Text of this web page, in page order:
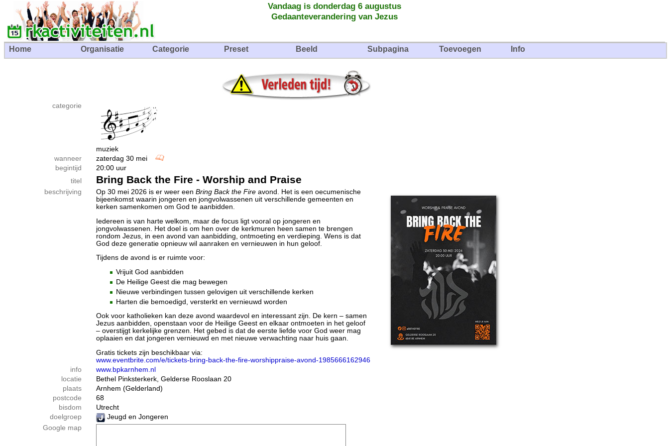
Vandaag is donderdag 6 augustus
Gedaanteverandering van Jezus
Home Organisatie Categorie Preset Beeld Subpagina Toevoegen Info
categorie
muziek
wanneer
zaterdag 30 mei
begintijd
20:00 uur
titel
Bring Back the Fire - Worship and Praise
beschrijving Op 30 mei 2026 is er weer een Bring Back the Fire avond. Het is een oecumenische
bijeenkomst waarin jongeren en jongvolwassenen uit verschillende gemeenten en
kerken samenkomen om God te aanbidden.
Iedereen is van harte welkom, maar de focus ligt vooral op jongeren en
jongvolwassenen. Het doel is om hen over de kerkmuren heen samen te brengen
rondom Jezus, in een avond van aanbidding, ontmoeting en verdieping. Wens is dat
God deze generatie opnieuw wil aanraken en vernieuwen in hun geloof.
Tijdens de avond is er ruimte voor:
Vrijuit God aanbidden
De Heilige Geest die mag bewegen
Nieuwe verbindingen tussen gelovigen uit verschillende kerken
Harten die bemoedigd, versterkt en vernieuwd worden
Ook voor katholieken kan deze avond waardevol en interessant zijn. De kern – samen
Jezus aanbidden, openstaan voor de Heilige Geest en elkaar ontmoeten in het geloof
– overstijgt kerkelijke grenzen. Het gebed is dat de eerste liefde voor God weer mag
oplaaien en dat jongeren vernieuwd en met nieuwe verwachting naar huis gaan.
Gratis tickets zijn beschikbaar via:
www.eventbrite.com/e/tickets-bring-back-the-fire-worshippraise-avond-1985666162946
info
www.bpkarnhem.nl
locatie
Bethel Pinksterkerk, Gelderse Rooslaan 20
plaats
Arnhem (Gelderland)
postcode
68
bisdom
Utrecht
doelgroep
Jeugd en Jongeren
Google map